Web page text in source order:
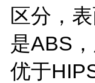
区分，
是ABS
优于